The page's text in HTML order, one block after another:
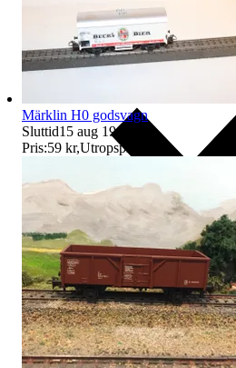
Ersättning om du inte får din vara
Märklin H0 godsvagn
Sluttid15 aug 19:07
Pris:59 kr,Utropspris